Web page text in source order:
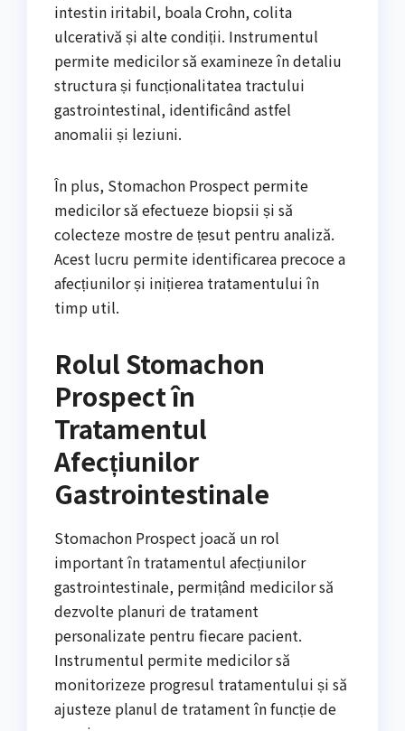
intestin iritabil, boala Crohn, colita
ulcerativă și alte condiții. Instrumentul
permite medicilor să examineze în detaliu
structura și funcționalitatea tractului
gastrointestinal, identificând astfel
anomalii și leziuni.
În plus, Stomachon Prospect permite
medicilor să efectueze biopsii și să
colecteze mostre de țesut pentru analiză.
Acest lucru permite identificarea precoce a
afecțiunilor și inițierea tratamentului în
timp util.
Rolul Stomachon
Prospect în
Tratamentul
Afecțiunilor
Gastrointestinale
Stomachon Prospect joacă un rol
important în tratamentul afecțiunilor
gastrointestinale, permițând medicilor să
dezvolte planuri de tratament
personalizate pentru fiecare pacient.
Instrumentul permite medicilor să
monitorizeze progresul tratamentului și să
ajusteze planul de tratament în funcție de